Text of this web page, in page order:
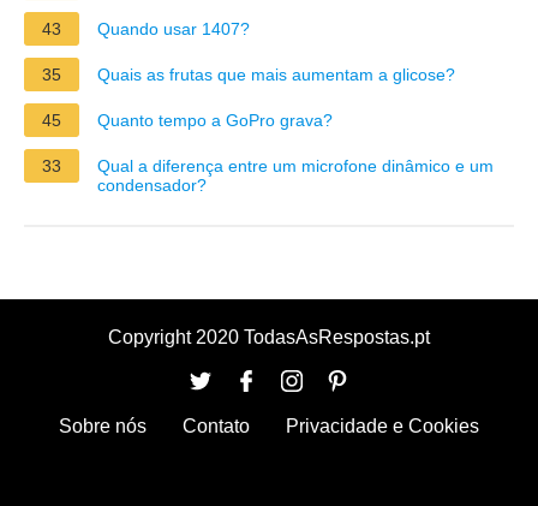
43 Quando usar 1407?
35 Quais as frutas que mais aumentam a glicose?
45 Quanto tempo a GoPro grava?
33
Qual a diferença entre um microfone dinâmico e um
condensador?
Copyright 2020 TodasAsRespostas.pt
Sobre nós Contato Privacidade e Cookies